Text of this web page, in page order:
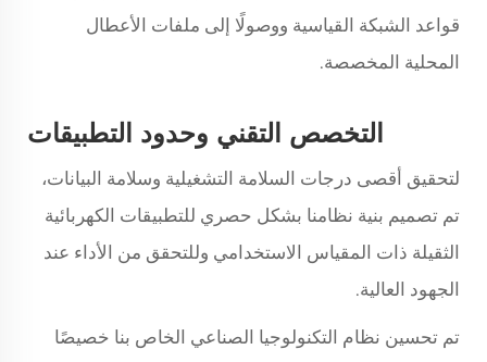
قواعد الشبكة القياسية ووصولًا إلى ملفات الأعطال
المحلية المخصصة.
التخصص التقني وحدود التطبيقات
لتحقيق أقصى درجات السلامة التشغيلية وسلامة البيانات،
تم تصميم بنية نظامنا بشكل حصري للتطبيقات الكهربائية
الثقيلة ذات المقياس الاستخدامي وللتحقق من الأداء عند
الجهود العالية.
تم تحسين نظام التكنولوجيا الصناعي الخاص بنا خصيصًا